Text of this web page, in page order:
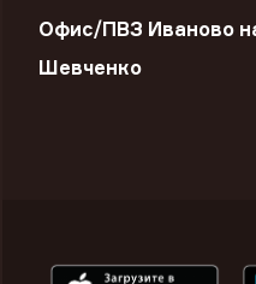
Офис/ПВЗ Иваново
Шевченко